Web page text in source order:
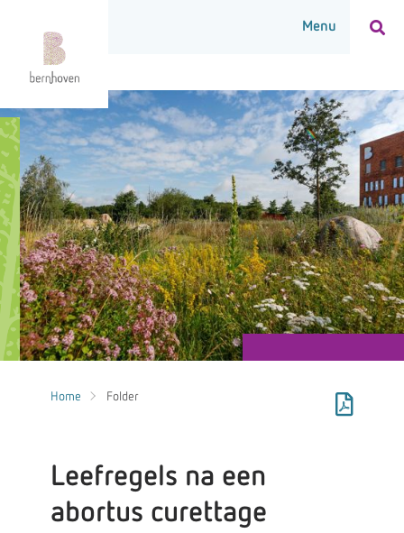
Home Folder
Leefregels na een
abortus curettage